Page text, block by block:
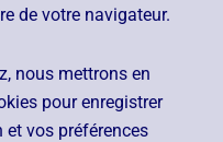
de votre navigateur.
nous mettrons en
pour enregistrer
vos préférences